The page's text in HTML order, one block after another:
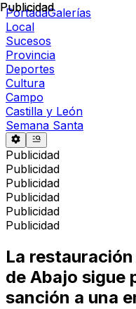
PortadaGalerías
Local
Sucesos
Provincia
Deportes
Cultura
Campo
Castilla y León
Semana Santa
Publicidad
Publicidad
Publicidad
Publicidad
Publicidad
Publicidad
Publicidad
La
de Abajo sigue
sanción a una
Publicidad